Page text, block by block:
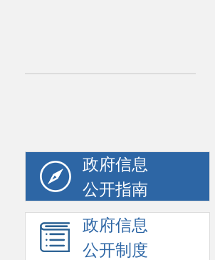
政府信息
公开指南
政府信息
公开制度